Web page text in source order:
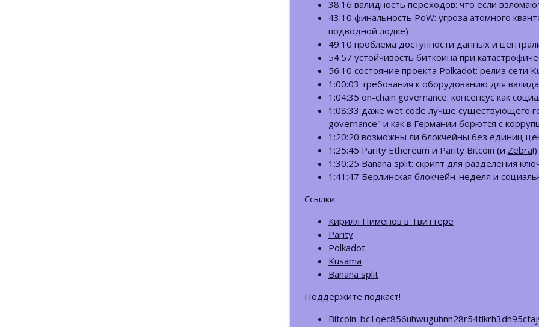
Базовый Блок: подкаст про блокчейн
ББ-217: Отчёт Messari-2026. Часть 3. DeAI и
Базовый Блок: подкаст про блокчейн
ББ-216: ИИ-аудиты в Web3
Базовый Блок: подкаст про блокчейн
ББ-215: Отчёт Messari-2026. Часть 2. MultiChain
Базовый Блок: подкаст про блокчейн
ББ-214: Отчёт Messari-2026. Часть 1. Крипта и
38:16 валидность переходов: что если
43:10 финальность PoW: угроза атомного
подводной лодке)
49:10 проблема доступности данных и
54:57 устойчивость биткоина при
56:10 состояние проекта Polkadot: релиз сети
1:00:03 требования к оборудованию для
1:04:35 on-chain governance: консенсус как
1:08:33 даже wet code лучше существующего
governance" и как в Германии борются с
1:20:20 возможны ли блокчейны без единиц
1:25:45 Parity Ethereum и Parity Bitcoin (и Zebra!)
1:30:25 Banana split: скрипт для разделения
1:41:47 Берлинская блокчейн-неделя и
Ссылки:
Кирилл Пименов в Твиттере
Parity
Polkadot
Kusama
Banana split
Поддержите подкаст!
Bitcoin: